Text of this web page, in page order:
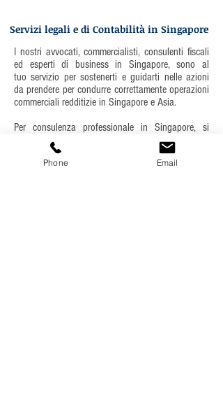
Servizi legali e di Contabilità in Singapore
I nostri avvocati, commercialisti, consulenti fiscali
ed esperti di business in Singapore, sono al
tuo servizio per sostenerti e guidarti nelle azioni
da prendere per condurre correttamente operazioni
commerciali redditizie in Singapore e Asia.
Per consulenza professionale in Singapore, si
prega di inviare specifica richiesta oggi. Per
contattarci è possibile utilizzare il modulo
sottostante.
Phone Email